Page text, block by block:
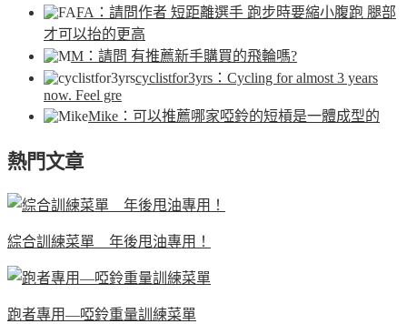
FA ：請問作者 短距離選手 跑步時要縮小腹跑 腿部
才可以抬的更高
M ：請問 有推薦新手購買的飛輪嗎?
cyclistfor3yrs ：Cycling for almost 3 years
now. Feel gre
Mike ：可以推薦哪家啞鈴的短槓是一體成型的
熱門文章
綜合訓練菜單 年後甩油專用！
跑者專用—啞鈴重量訓練菜單